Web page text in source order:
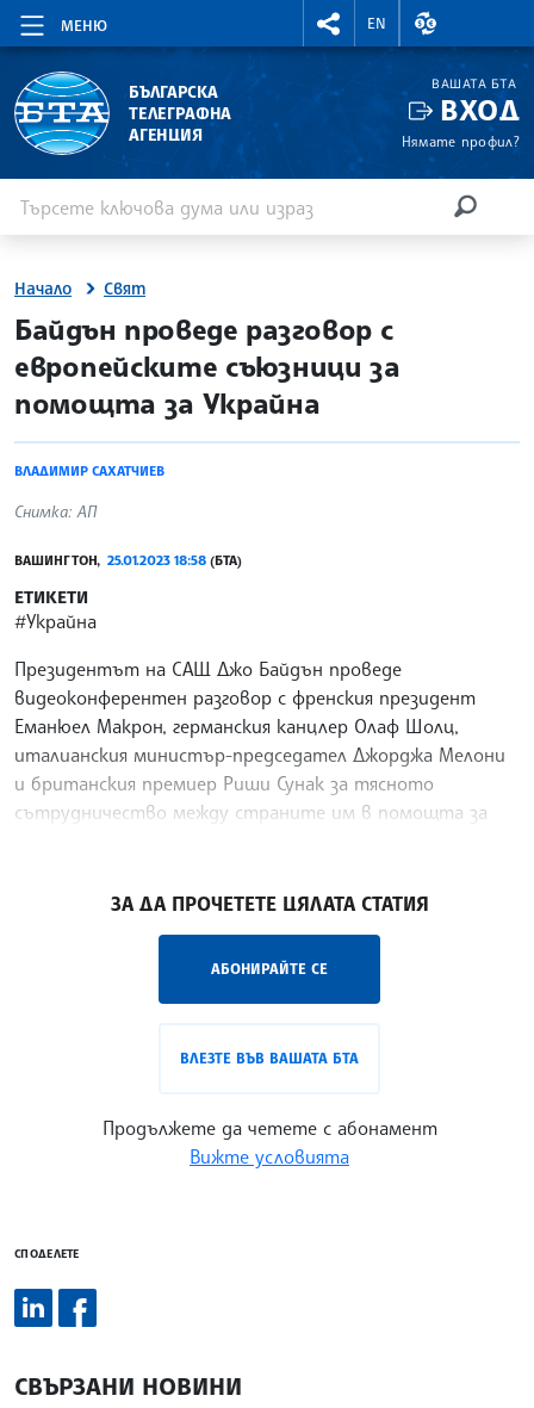
МЕНЮ
RIGHTMENU.SOCIAL
EN
ВАЛУТНИ
БЪЛГАРСКА
ТЕЛЕГРАФНА
АГЕНЦИЯ
ВАШАТА БТА
ВХОД
Нямате профил?
Начало Свят
site.bta
Байдън проведе разговор с
европейските съюзници за
помощта за Украйна
ВЛАДИМИР САХАТЧИЕВ
Снимка: АП
ВАШИНГТОН, 25.01.2023 18:58 (БТА)
ЕТИКЕТИ
#Украйна
Президентът на САЩ Джо Байдън проведе
видеоконферентен разговор с френския президент
Еманюел Макрон, германския канцлер Олаф Шолц,
италианския министър-председател Джорджа Мелони
и британския премиер Риши Сунак за тясното
сътрудничество между страните им в помощта за
ЗА ДА ПРОЧЕТЕТЕ ЦЯЛАТА СТАТИЯ
АБОНИРАЙТЕ СЕ
ВЛЕЗТЕ ВЪВ ВАШАТА БТА
Продължете да четете с абонамент
Вижте условията
СПОДЕЛЕТЕ
СВЪРЗАНИ НОВИНИ